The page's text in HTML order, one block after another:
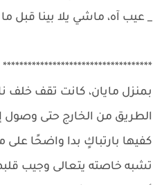
_ عيب آه، ماشي يلا بينا قبل
************************************
بمنزل مايان، كانت تقف خلف
الطريق من الخارج حتى وصول
كفيها بارتباكٍ بدا واضحًا على
تشبه خاصته يتعالى وجيب